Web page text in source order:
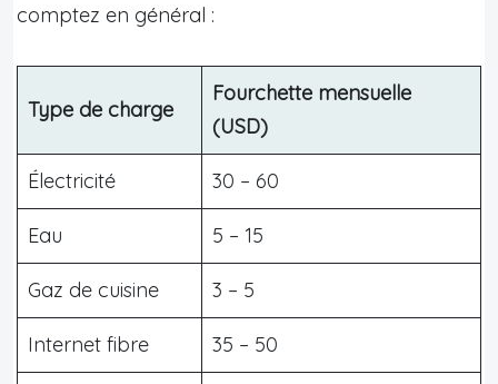
comptez en général :
Type de charge
Fourchette mensuelle
(USD)
Électricité 30 – 60
Eau 5 – 15
Gaz de cuisine 3 – 5
Internet fibre 35 – 50